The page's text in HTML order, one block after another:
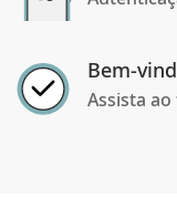
Bem-
Assista